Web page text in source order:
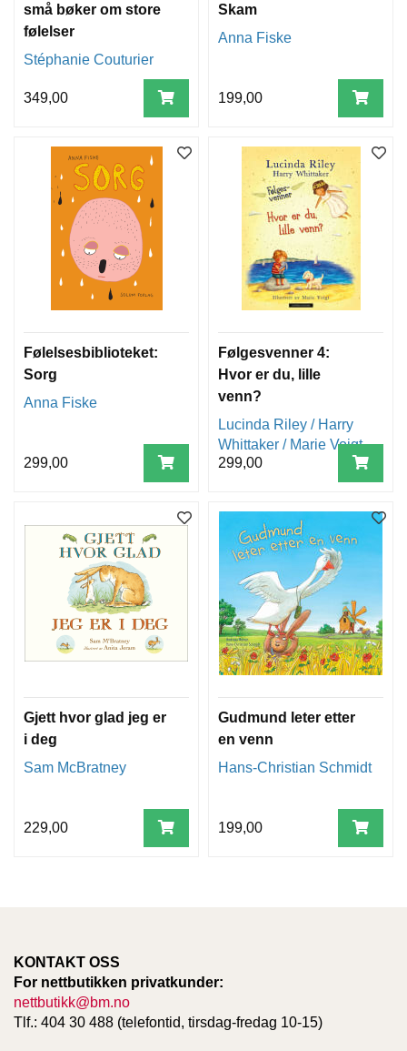
små bøker om store
følelser
Stéphanie Couturier
349,00
Skam
Anna Fiske
199,00
Følelsesbiblioteket:
Sorg
Anna Fiske
299,00
Følgesvenner 4:
Hvor er du, lille
venn?
Lucinda Riley / Harry
Whittaker / Marie Voigt
299,00
Gjett hvor glad jeg er
i deg
Sam McBratney
229,00
Gudmund leter etter
en venn
Hans-Christian Schmidt
199,00
KONTAKT OSS
For nettbutikken privatkunder:
nettbutikk@bm.no
Tlf.: 404 30 488 (telefontid, tirsdag-fredag 10-15)